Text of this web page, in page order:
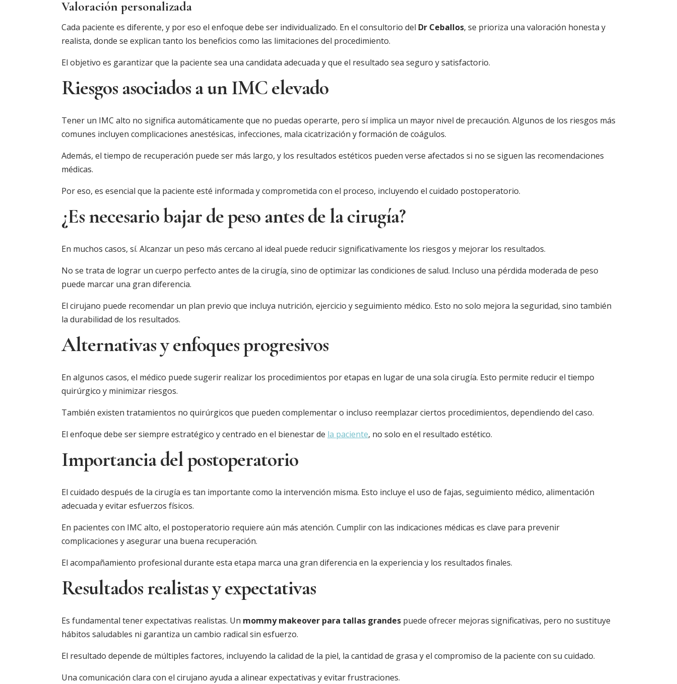
Valoración personalizada
Cada paciente es diferente, y por eso el enfoque debe ser individualizado. En el consultorio del Dr Ceballos, se prioriza una valoración honesta y
realista, donde se explican tanto los beneficios como las limitaciones del procedimiento.
El objetivo es garantizar que la paciente sea una candidata adecuada y que el resultado sea seguro y satisfactorio.
Riesgos asociados a un IMC elevado
Tener un IMC alto no significa automáticamente que no puedas operarte, pero sí implica un mayor nivel de precaución. Algunos de los riesgos más
comunes incluyen complicaciones anestésicas, infecciones, mala cicatrización y formación de coágulos.
Además, el tiempo de recuperación puede ser más largo, y los resultados estéticos pueden verse afectados si no se siguen las recomendaciones
médicas.
Por eso, es esencial que la paciente esté informada y comprometida con el proceso, incluyendo el cuidado postoperatorio.
¿Es necesario bajar de peso antes de la cirugía?
En muchos casos, sí. Alcanzar un peso más cercano al ideal puede reducir significativamente los riesgos y mejorar los resultados.
No se trata de lograr un cuerpo perfecto antes de la cirugía, sino de optimizar las condiciones de salud. Incluso una pérdida moderada de peso
puede marcar una gran diferencia.
El cirujano puede recomendar un plan previo que incluya nutrición, ejercicio y seguimiento médico. Esto no solo mejora la seguridad, sino también
la durabilidad de los resultados.
Alternativas y enfoques progresivos
En algunos casos, el médico puede sugerir realizar los procedimientos por etapas en lugar de una sola cirugía. Esto permite reducir el tiempo
quirúrgico y minimizar riesgos.
También existen tratamientos no quirúrgicos que pueden complementar o incluso reemplazar ciertos procedimientos, dependiendo del caso.
El enfoque debe ser siempre estratégico y centrado en el bienestar de la paciente, no solo en el resultado estético.
Importancia del postoperatorio
El cuidado después de la cirugía es tan importante como la intervención misma. Esto incluye el uso de fajas, seguimiento médico, alimentación
adecuada y evitar esfuerzos físicos.
En pacientes con IMC alto, el postoperatorio requiere aún más atención. Cumplir con las indicaciones médicas es clave para prevenir
complicaciones y asegurar una buena recuperación.
El acompañamiento profesional durante esta etapa marca una gran diferencia en la experiencia y los resultados finales.
Resultados realistas y expectativas
Es fundamental tener expectativas realistas. Un mommy makeover para tallas grandes puede ofrecer mejoras significativas, pero no sustituye
hábitos saludables ni garantiza un cambio radical sin esfuerzo.
El resultado depende de múltiples factores, incluyendo la calidad de la piel, la cantidad de grasa y el compromiso de la paciente con su cuidado.
Una comunicación clara con el cirujano ayuda a alinear expectativas y evitar frustraciones.